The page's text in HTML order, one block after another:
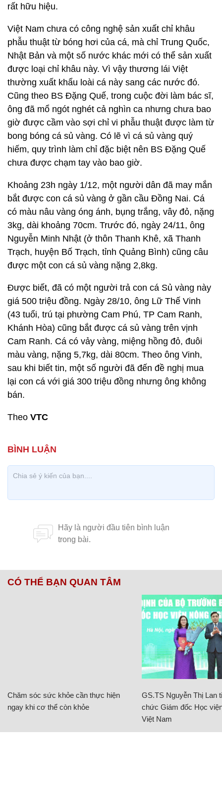
rất hữu hiệu.
Việt Nam chưa có công nghệ sản xuất chỉ khâu
phẫu thuật từ bóng hơi của cá, mà chỉ Trung Quốc,
Nhật Bản và một số nước khác mới có thể sản xuất
được loại chỉ khâu này. Vì vậy thương lái Việt
thường xuất khẩu loài cá này sang các nước đó.
Cũng theo BS Đặng Quế, trong cuộc đời làm bác sĩ,
ông đã mổ ngót nghét cả nghìn ca nhưng chưa bao
giờ được cầm vào sợi chỉ vi phẫu thuật được làm từ
bong bóng cá sủ vàng. Có lẽ vì cá sủ vàng quý
hiếm, quy trình làm chỉ đặc biệt nên BS Đặng Quế
chưa được chạm tay vào bao giờ.
Khoảng 23h ngày 1/12, một người dân đã may mắn
bắt được con cá sủ vàng ở gần cầu Đồng Nai. Cá
có màu nâu vàng óng ánh, bụng trắng, vây đỏ, nặng
3kg, dài khoảng 70cm. Trước đó, ngày 24/11, ông
Nguyễn Minh Nhật (ở thôn Thanh Khê, xã Thanh
Trạch, huyện Bố Trạch, tỉnh Quảng Bình) cũng câu
được một con cá sủ vàng nặng 2,8kg.
Được biết, đã có một người trả con cá Sủ vàng này
giá 500 triệu đồng. Ngày 28/10, ông Lữ Thế Vinh
(43 tuổi, trú tại phường Cam Phú, TP Cam Ranh,
Khánh Hòa) cũng bắt được cá sủ vàng trên vịnh
Cam Ranh. Cá có vảy vàng, miệng hồng đỏ, đuôi
màu vàng, nặng 5,7kg, dài 80cm. Theo ông Vinh,
sau khi biết tin, một số người đã đến đề nghị mua
lại con cá với giá 300 triệu đồng nhưng ông không
bán.
Theo VTC
CÓ THỂ BẠN QUAN TÂM
Chăm sóc sức khỏe cần thực hiện
ngay khi cơ thể còn khỏe
GS.TS Nguyễn Thị Lan
chức Giám đốc Học
Việt Nam